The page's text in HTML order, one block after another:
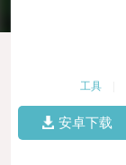
工具
安卓下载